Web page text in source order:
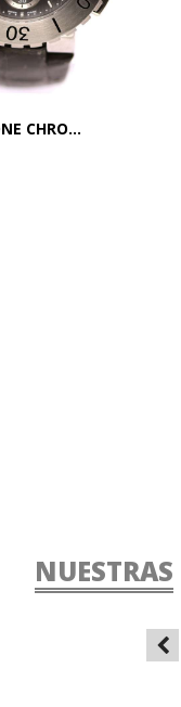
CHRO...
NUESTRAS